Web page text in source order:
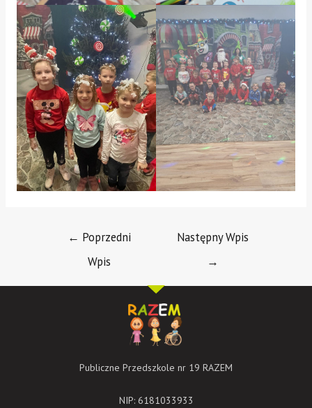
← Poprzedni
Wpis
Następny Wpis
→
Publiczne Przedszkole nr 19 RAZEM
NIP: 6181033933